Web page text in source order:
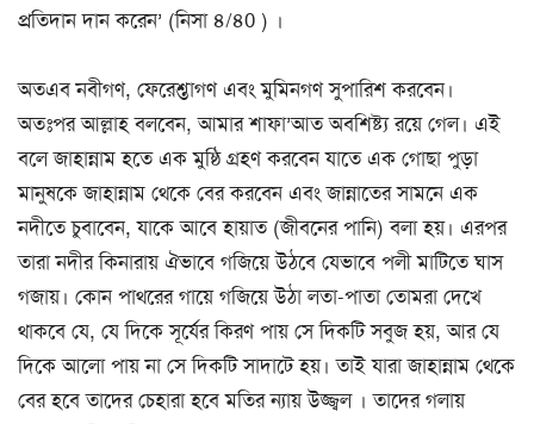
প্রতিদান দান করেন’ (নিসা ৪/৪0 ) ।
অতএব নবীগণ, ফেরেশ্তাগণ এবং মুমিনগণ সুপারিশ করবেন।
অতঃপর আল্লাহ বলবেন, আমার শাফা’আত অবশিষ্ট্য রয়ে গেল। এই
বলে জাহান্নাম হতে এক মুষ্ঠি গ্রহণ করবেন যাতে এক গোছা পুড়া
মানুষকে জাহান্নাম থেকে বের করবেন এবং জান্নাতের সামনে এক
নদীতে চুবাবেন, যাকে আবে হায়াত (জীবনের পানি) বলা হয়। এরপর
তারা নদীর কিনারায় ঐভাবে গজিয়ে উঠবে যেভাবে পলী মাটিতে ঘাস
গজায়। কোন পাথরের গায়ে গজিয়ে উঠা লতা-পাতা তোমরা দেখে
থাকবে যে, যে দিকে সূর্যের কিরণ পায় সে দিকটি সবুজ হয়, আর যে
দিকে আলো পায় না সে দিকটি সাদাটে হয়। তাই যারা জাহান্নাম থেকে
বের হবে তাদের চেহারা হবে মতির ন্যায় উজ্জ্বল । তাদের গলায়